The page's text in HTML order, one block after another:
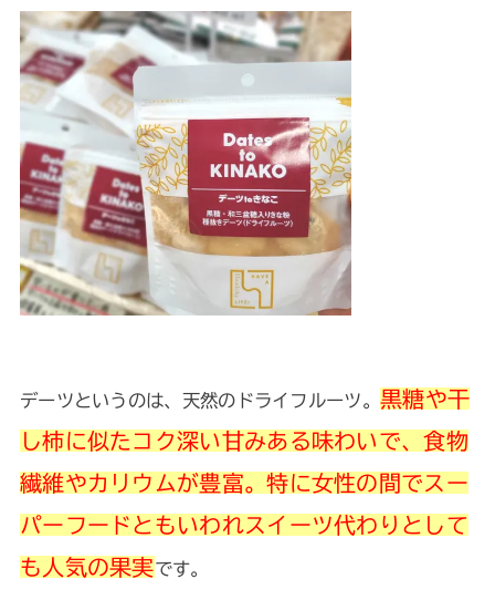
デーツというのは、天然のドライフルーツ。 黒糖や干
し柿に似たコク深い甘みある味わいで、食物
繊維やカリウムが豊富。特に女性の間でスー
パーフードともいわれスイーツ代わりとして
も人気の果実です。